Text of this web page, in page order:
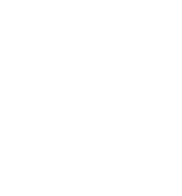
A-Hubi ja gigabit ethernet, 3 porttia